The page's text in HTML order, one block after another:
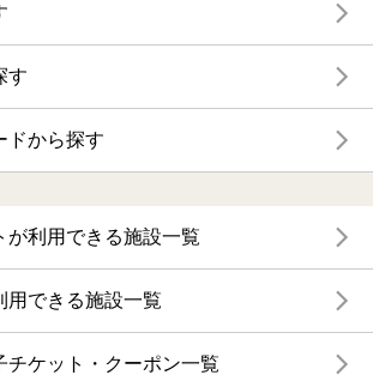
す
ドから探す
が利用できる施設一覧
用できる施設一覧
チケット・クーポン一覧